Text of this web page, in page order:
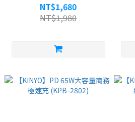
NT$1,680
NT$1,980